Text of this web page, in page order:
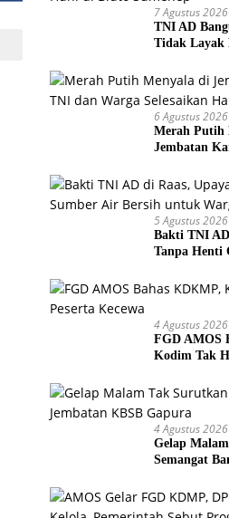
7 Agustus 2026
TNI AD
Tidak
6 Agustus 2026
Merah Putih
Jembatan
Bersama
5 Agustus 2026
Bakti TNI
Tanpa Henti
4 Agustus 2026
FGD AMOS
Kodim Tak
4 Agustus 2026
Gelap
Semangat